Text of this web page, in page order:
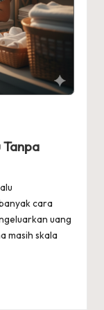
cara
uang
masih skala